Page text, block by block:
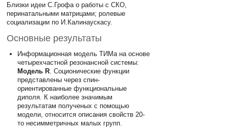
Близки идеи С.Грофа о работы с СКО,
перинатальными матрицами; ролевые
социализации по И.Калинаускасу.
Основные результаты
Информационная модель ТИМа на основе
четырехчастной резонансной системы:
Модель R. Соционические функции
представлены через спин-
ориентированные функциональные
диполя. К наиболее значимым
результатам полученых с помощью
модели, относится описания свойств 20-
то несимметричных малых групп.